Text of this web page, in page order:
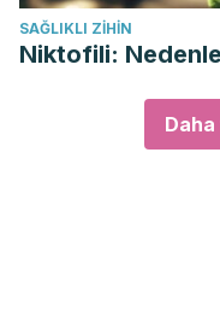
SAĞLIKLI ZIHIN
Niktofili:
Daha